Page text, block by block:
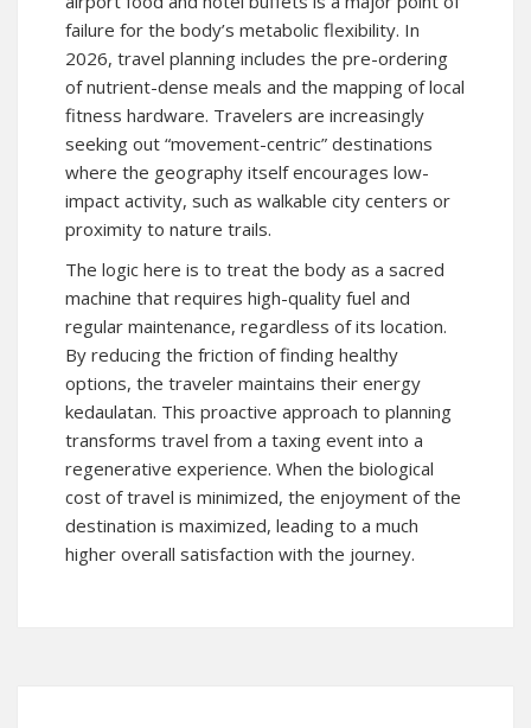
failure for the body’s metabolic flexibility. In
2026, travel planning includes the pre-ordering
of nutrient-dense meals and the mapping of local
fitness hardware. Travelers are increasingly
seeking out “movement-centric” destinations
where the geography itself encourages low-
impact activity, such as walkable city centers or
proximity to nature trails.
The logic here is to treat the body as a sacred
machine that requires high-quality fuel and
regular maintenance, regardless of its location.
By reducing the friction of finding healthy
options, the traveler maintains their energy
kedaulatan. This proactive approach to planning
transforms travel from a taxing event into a
regenerative experience. When the biological
cost of travel is minimized, the enjoyment of the
destination is maximized, leading to a much
higher overall satisfaction with the journey.